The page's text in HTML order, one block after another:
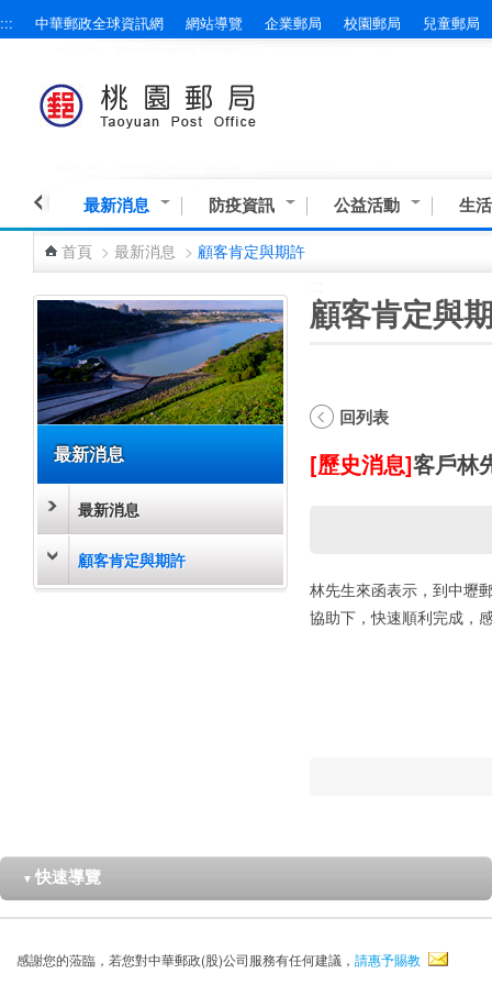
跳到主要內容區塊
::: 中華郵政全球資訊網 網站導覽 企業郵局 校園郵局 兒童郵局
最新消息 防疫資訊 公益活動 生
首頁 > 最新消息 > 顧客肯定與期許
最新消息
最新消息
顧客肯定與期許
顧客肯定與
回列表
[歷史消息]客戶林
林先生來函表示，到中壢
協助下，快速順利完成，
▼ 快速導覽
感謝您的蒞臨，若您對中華郵政(股)公司服務有任何建議， 請惠予賜教